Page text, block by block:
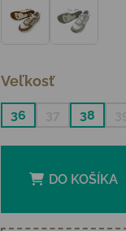
Veľkosť
36 38
DO KOŠÍKA